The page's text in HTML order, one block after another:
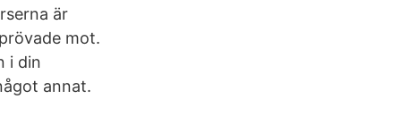
är
mot.
i din
annat.